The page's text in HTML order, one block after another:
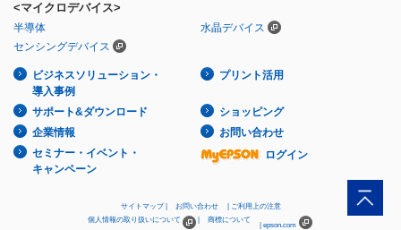
<マイクロデバイス>
半導体
水晶デバイス
センシングデバイス
ビジネスソリューション・
導入事例
プリント活用
サポート&ダウンロード
ショッピング
企業情報
お問い合わせ
セミナー・イベント・
キャンペーン
ログイン
サイトマップ お問い合わせ
ご利用上の注意
個人情報の取り扱いについて
商標について
epson.com